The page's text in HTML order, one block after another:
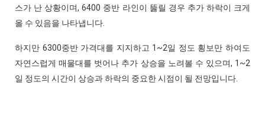
스가 난 상황이며, 6400 중반 라인이 뚫릴 경우 추가 하락이 크게
올 수 있음을 나타냅니다.
하지만 6300중반 가격대를 지지하고 1~2일 정도 횡보만 하여도
자연스럽게 매물대를 벗어나 추가 상승을 노려볼 수 있으며, 1~2
일 정도의 시간이 상승과 하락의 중요한 시점이 될 전망입니다.